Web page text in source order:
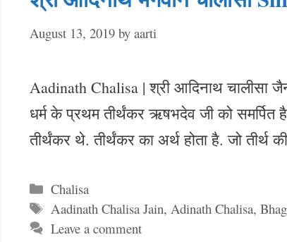
August 13, 2019 by aarti
Aadinath Chalisa | श्री आदिनाथ चालीसा
धर्म के प्रथम तीर्थंकर ऋषभदेव जी को
तीर्थंकर थे. तीर्थंकर का अर्थ होता है. जो
Categories
Chalisa
Tags
Aadinath Chalisa Jain, Adinath Chalisa,
Leave a comment